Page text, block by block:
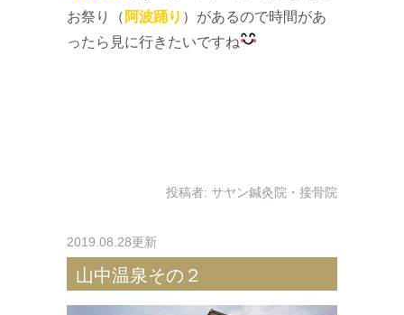
お祭り（ 阿波踊り ）があるので時間があ
ったら見に行きたいですね
投稿者: サヤン鍼灸院・接骨院
2019.08.28更新
山中温泉その２